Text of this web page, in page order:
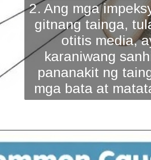
2. Ang mga
gitnang tainga,
otitis media,
karaniwang
pananakit ng
mga bata at